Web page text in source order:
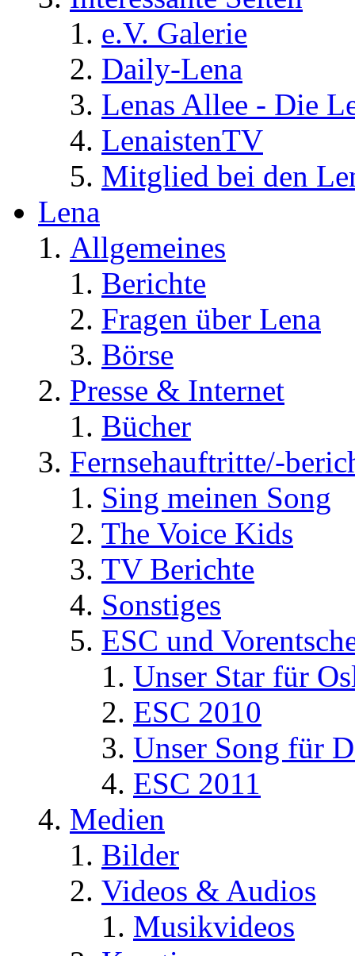
e.V. Galerie
Daily-Lena
Lenas Allee - Die
LenaistenTV
Mitglied bei den
Lena
Allgemeines
Berichte
Fragen über Lena
Börse
Presse & Internet
Bücher
Fernsehauftritte/-
Sing meinen Song
The Voice Kids
TV Berichte
Sonstiges
ESC und
Unser Star für
ESC 2010
Unser Song für
ESC 2011
Medien
Bilder
Videos & Audios
Musikvideos